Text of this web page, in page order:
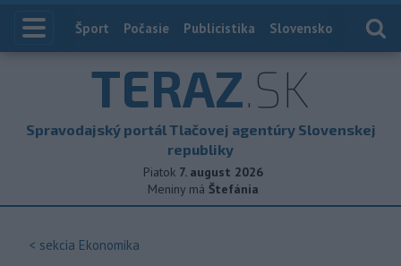
Index
Šport Počasie Publicistika Slovensko
TERAZ.SK
Spravodajský portál Tlačovej agentúry Slovenskej
republiky
Piatok 7. august 2026
Meniny má Štefánia
< sekcia Ekonomika